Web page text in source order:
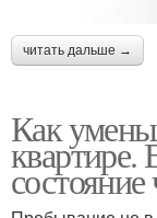
читать дальше →
Как
состояние